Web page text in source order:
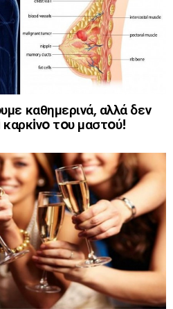
καθημερινά, αλλά δεν
τoυ μαστoύ!